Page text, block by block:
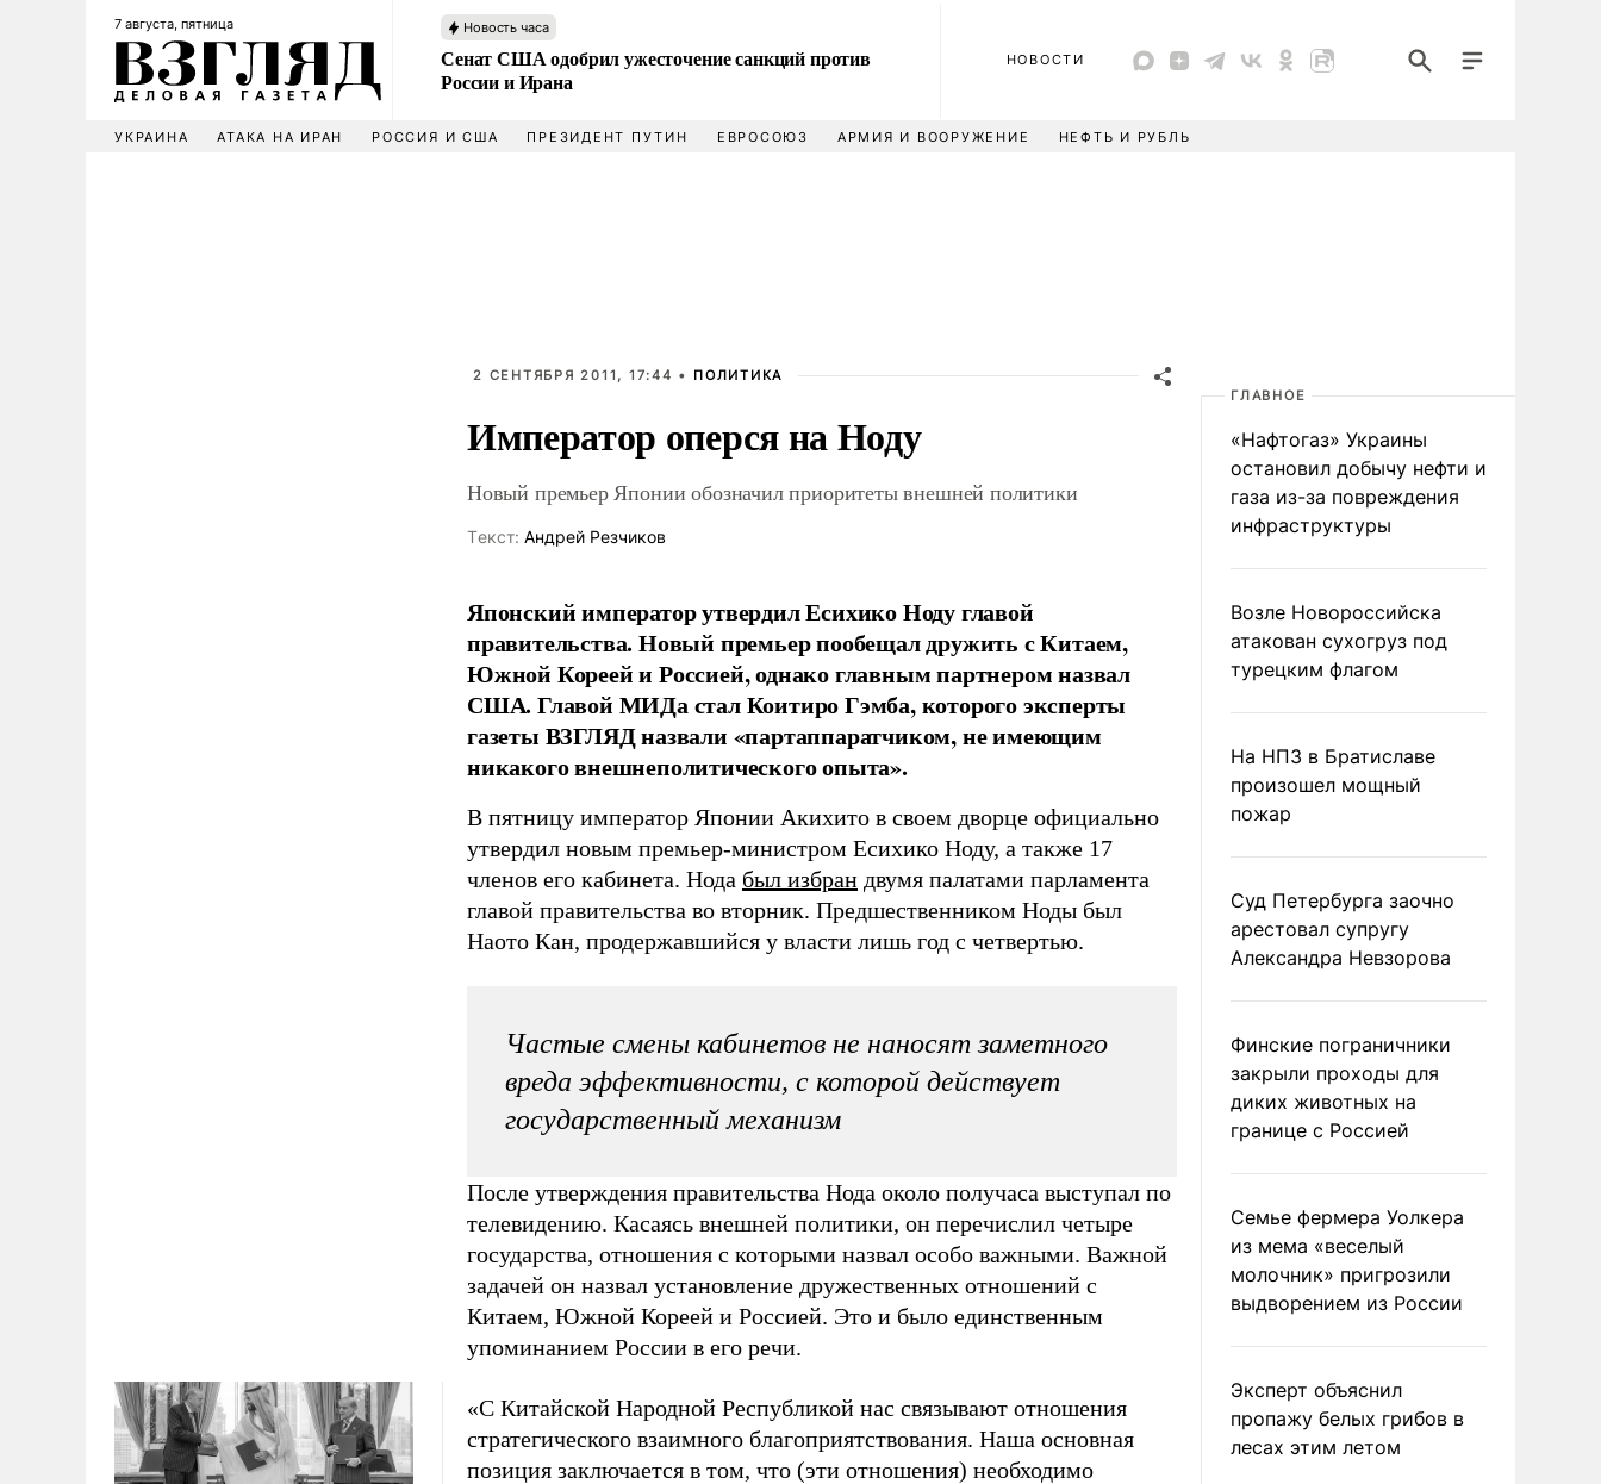
7 августа, пятница Новость часа
Сенат США одобрил ужесточение санкций против
России и Ирана
НОВОСТИ
УКРАИНА АТАКА НА ИРАН РОССИЯ И США ПРЕЗИДЕНТ ПУТИН ЕВРОСОЮЗ АРМИЯ И ВООРУЖЕНИЕ НЕФТЬ И РУБЛЬ
2 СЕНТЯБРЯ 2011, 17:44 • ПОЛИТИКА
Император оперся на Ноду
Новый премьер Японии обозначил приоритеты внешней политики
Tекст: Андрей Резчиков
Японский император утвердил Есихико Ноду главой
правительства. Новый премьер пообещал дружить с Китаем,
Южной Кореей и Россией, однако главным партнером назвал
США. Главой МИДа стал Коитиро Гэмба, которого эксперты
газеты ВЗГЛЯД назвали «партаппаратчиком, не имеющим
никакого внешнеполитического опыта».
В пятницу император Японии Акихито в своем дворце официально
утвердил новым премьер-министром Есихико Ноду, а также 17
членов его кабинета. Нода был избран двумя палатами парламента
главой правительства во вторник. Предшественником Ноды был
Наото Кан, продержавшийся у власти лишь год с четвертью.
Частые смены кабинетов не наносят заметного
вреда эффективности, с которой действует
государственный механизм
После утверждения правительства Нода около получаса выступал по
телевидению. Касаясь внешней политики, он перечислил четыре
государства, отношения с которыми назвал особо важными. Важной
задачей он назвал установление дружественных отношений с
Китаем, Южной Кореей и Россией. Это и было единственным
упоминанием России в его речи.
«С Китайской Народной Республикой нас связывают отношения
стратегического взаимного благоприятствования. Наша основная
позиция заключается в том, что (эти отношения) необходимо
ГЛАВНОЕ
«Нафтогаз» Украины
остановил добычу нефти и
газа из-за повреждения
инфраструктуры
Возле Новороссийска
атакован сухогруз под
турецким флагом
На НПЗ в Братиславе
произошел мощный
пожар
Суд Петербурга заочно
арестовал супругу
Александра Невзорова
Финские пограничники
закрыли проходы для
диких животных на
границе с Россией
Семье фермера Уолкера
из мема «веселый
молочник» пригрозили
выдворением из России
Эксперт объяснил
пропажу белых грибов в
лесах этим летом